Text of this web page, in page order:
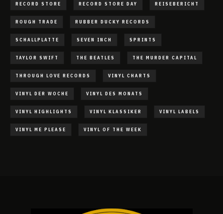
RECORD STORE RECORD STORE DAY REISEBERICHT
ROUGH TRADE RUBBER DUCKY RECORDS
SCHALLPLATTE SEVEN INCH SPRINTS
TAYLOR SWIFT THE BEATLES THE MURDER CAPITAL
THROUGH LOVE RECORDS VINYL CHARTS
VINYL DER WOCHE VINYL DES MONATS
VINYL HIGHLIGHTS VINYL KLASSIKER VINYL LABELS
VINYL ME PLEASE VINYL OF THE WEEK